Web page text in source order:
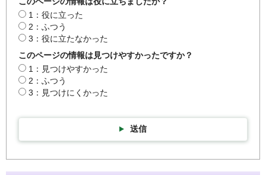
1：役に立った
2：ふつう
3：役に立たなかった
このページの情報は見つけやすかったですか？
1：見つけやすかった
2：ふつう
3：見つけにくかった
送信